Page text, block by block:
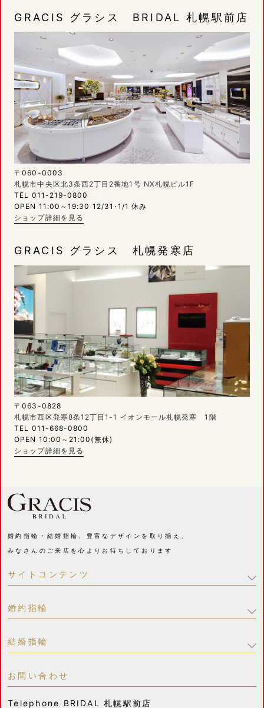
GRACIS グラシス BRIDAL 札幌駅前店
〒060-0003
札幌市中央区北3条西2丁目2番地1号 NX札幌ビル1F
TEL 011-219-0800
OPEN 11:00～19:30 12/31･1/1 休み
ショップ詳細を見る
GRACIS グラシス 札幌発寒店
〒063-0828
札幌市西区発寒8条12丁目1-1 イオンモール札幌発寒 1階
TEL 011-668-0800
OPEN 10:00～21:00(無休)
ショップ詳細を見る
婚約指輪・結婚指輪、豊富なデザインを取り揃え、
みなさんのご来店を心よりお待ちしております
サイトコンテンツ
婚約指輪
結婚指輪
お問い合わせ
Telephone BRIDAL 札幌駅前店